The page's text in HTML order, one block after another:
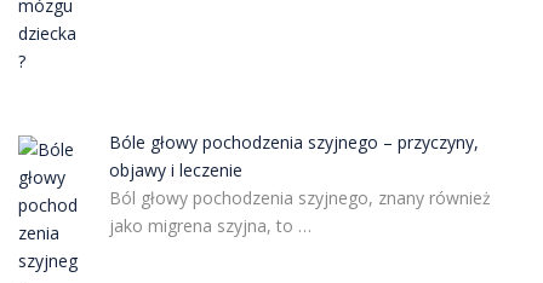
Bóle głowy pochodzenia szyjnego – przyczyny,
objawy i leczenie
Ból głowy pochodzenia szyjnego, znany również
jako migrena szyjna, to …